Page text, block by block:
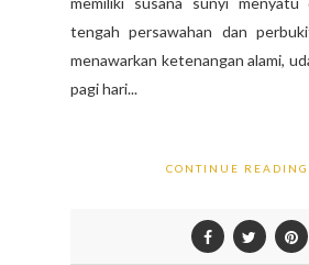
tengah persawahan dan
menawarkan ketenangan alami,
pagi hari...
CONTINUE READING